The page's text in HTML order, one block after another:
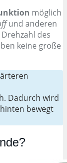
möglich
und anderen
des
keine große
Dadurch wird
bewegt